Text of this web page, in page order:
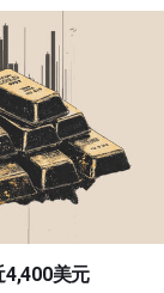
4,400美元